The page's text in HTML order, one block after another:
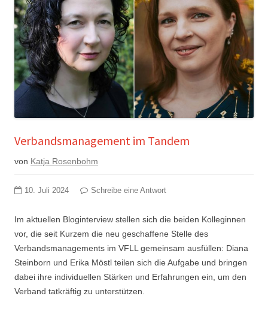
Verbandsmanagement im Tandem
von Katja Rosenbohm
10. Juli 2024 Schreibe eine Antwort
Im aktuellen Bloginterview stellen sich die beiden Kolleginnen
vor, die seit Kurzem die neu geschaffene Stelle des
Verbandsmanagements im VFLL gemeinsam ausfüllen: Diana
Steinborn und Erika Möstl teilen sich die Aufgabe und bringen
dabei ihre individuellen Stärken und Erfahrungen ein, um den
Verband tatkräftig zu unterstützen.